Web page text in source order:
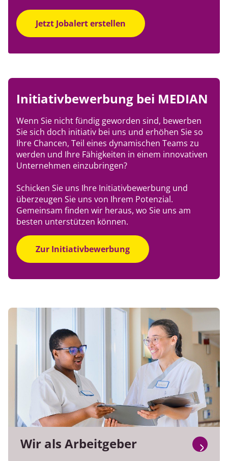
Jetzt Jobalert erstellen
Initiativbewerbung bei MEDIAN
Wenn Sie nicht fündig geworden sind, bewerben
Sie sich doch initiativ bei uns und erhöhen Sie so
Ihre Chancen, Teil eines dynamischen Teams zu
werden und Ihre Fähigkeiten in einem innovativen
Unternehmen einzubringen?
Schicken Sie uns Ihre Initiativbewerbung und
überzeugen Sie uns von Ihrem Potenzial.
Gemeinsam finden wir heraus, wo Sie uns am
besten unterstützen können.
Zur Initiativbewerbung
Wir als Arbeitgeber